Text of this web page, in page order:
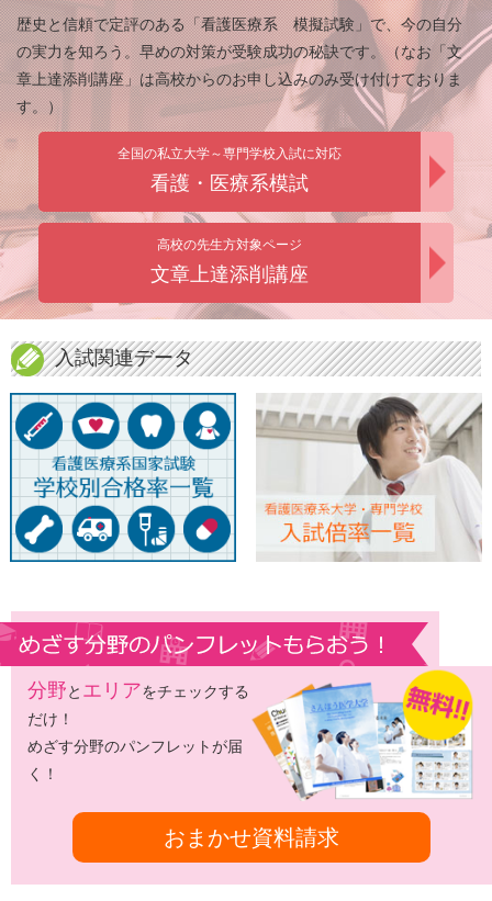
歴史と信頼で定評のある「看護医療系 模擬試験」で、今の自分
の実力を知ろう。早めの対策が受験成功の秘訣です。（なお「文
章上達添削講座」は高校からのお申し込みのみ受け付けておりま
す。）
全国の私立大学～専門学校入試に対応
看護・医療系模試
高校の先生方対象ページ
文章上達添削講座
入試関連データ
分野と エリアをチェックする
だけ！
めざす分野のパンフレットが届
く！
おまかせ資料請求